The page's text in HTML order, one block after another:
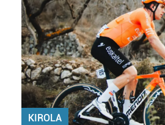
zure baimena Cookieen
Webgune honek cookie propioak
fitxategiak erabiltzen ditu. Zure
zerbitzuak hobetzeko asmoz,
baliatzen gara. Ohar hau onartuz
erabiltzeko baimen esplizitua
irakurri
KIROLA